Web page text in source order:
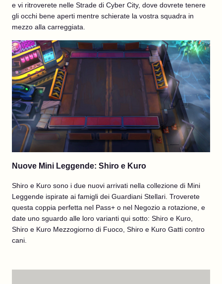
e vi ritroverete nelle Strade di Cyber City, dove dovrete tenere
gli occhi bene aperti mentre schierate la vostra squadra in
mezzo alla carreggiata.
Nuove Mini Leggende: Shiro e Kuro
Shiro e Kuro sono i due nuovi arrivati nella collezione di Mini
Leggende ispirate ai famigli dei Guardiani Stellari. Troverete
questa coppia perfetta nel Pass+ o nel Negozio a rotazione, e
date uno sguardo alle loro varianti qui sotto: Shiro e Kuro,
Shiro e Kuro Mezzogiorno di Fuoco, Shiro e Kuro Gatti contro
cani.